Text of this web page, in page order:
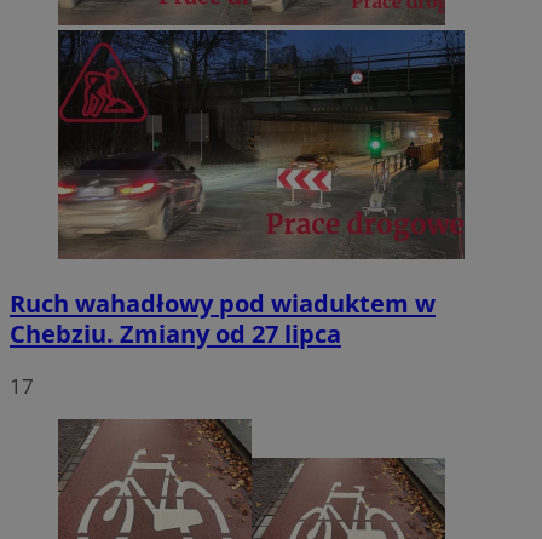
Ruch wahadłowy pod wiaduktem w
Chebziu. Zmiany od 27 lipca
17